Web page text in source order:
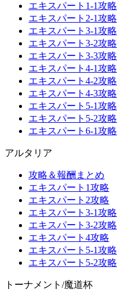
エキスパート1-1攻略
エキスパート2-1攻略
エキスパート3-1攻略
エキスパート3-2攻略
エキスパート3-3攻略
エキスパート4-1攻略
エキスパート4-2攻略
エキスパート4-3攻略
エキスパート5-1攻略
エキスパート5-2攻略
エキスパート6-1攻略
アルタリア
攻略＆報酬まとめ
エキスパート1攻略
エキスパート2攻略
エキスパート3-1攻略
エキスパート3-2攻略
エキスパート4攻略
エキスパート5-1攻略
エキスパート5-2攻略
トーナメント/魔道杯